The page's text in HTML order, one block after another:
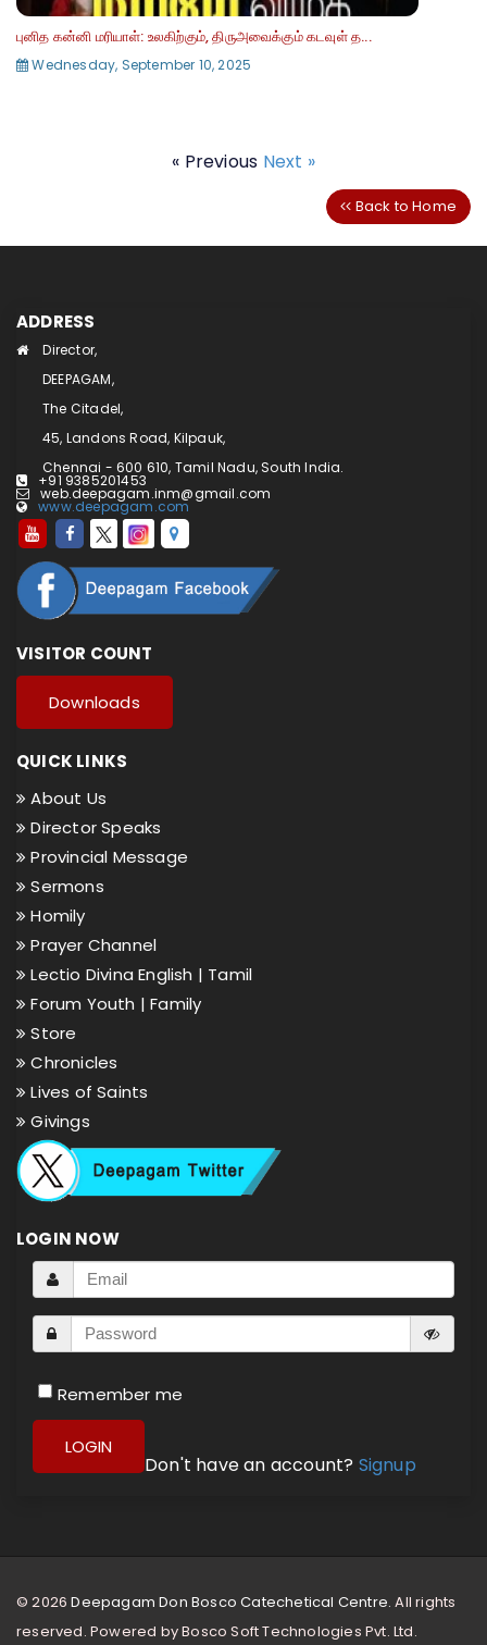
புனித கன்னி மரியாள்: உலகிற்கும், திருஅவைக்கும் கடவுள் த...
Wednesday, September 10, 2025
« Previous Next »
Back to Home
ADDRESS
Director,
DEEPAGAM,
The Citadel,
45, Landons Road, Kilpauk,
Chennai - 600 610, Tamil Nadu, South India.
+91 9385201453
web.deepagam.inm@gmail.com
www.deepagam.com
VISITOR COUNT
Downloads
QUICK LINKS
About Us
Director Speaks
Provincial Message
Sermons
Homily
Prayer Channel
Lectio Divina English | Tamil
Forum Youth |Family
Store
Chronicles
Lives of Saints
Givings
LOGIN NOW
Remember me
LOGIN
Don't have an account? Signup
© 2026Deepagam Don Bosco Catechetical Centre. All rights
reserved. Powered byBosco Soft Technologies Pvt. Ltd.